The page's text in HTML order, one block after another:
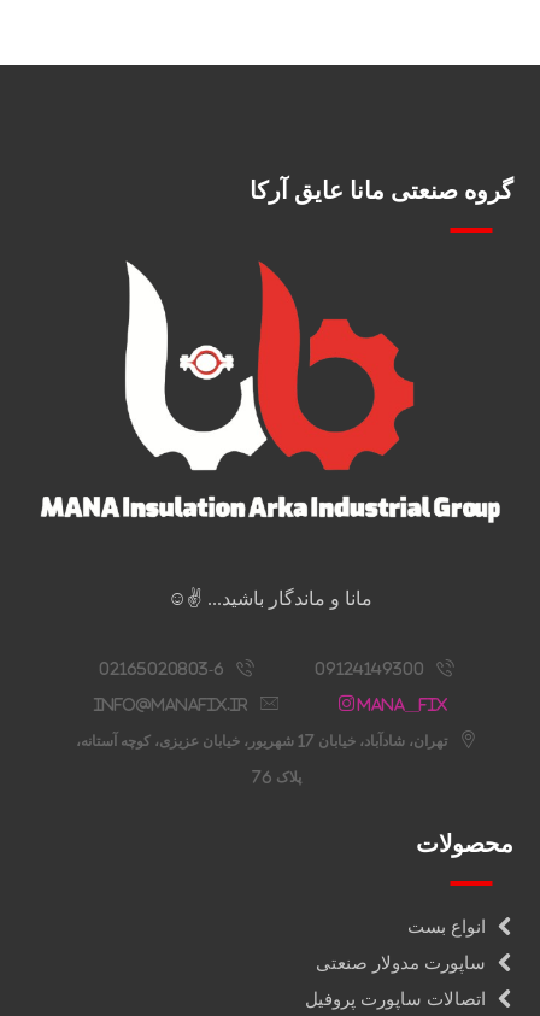
گروه صنعتی مانا عایق آرکا
مانا و ماندگار باشید... ✌️☺️
09124149300
02165020803-6
Mana__fix
info@manafix.ir
تهران، شادآباد، خیابان 17 شهریور، خیابان عزیزی، کوچه آستانه،
پلاک 76
محصولات
انواع بست
ساپورت مدولار صنعتی
اتصالات ساپورت پروفیل